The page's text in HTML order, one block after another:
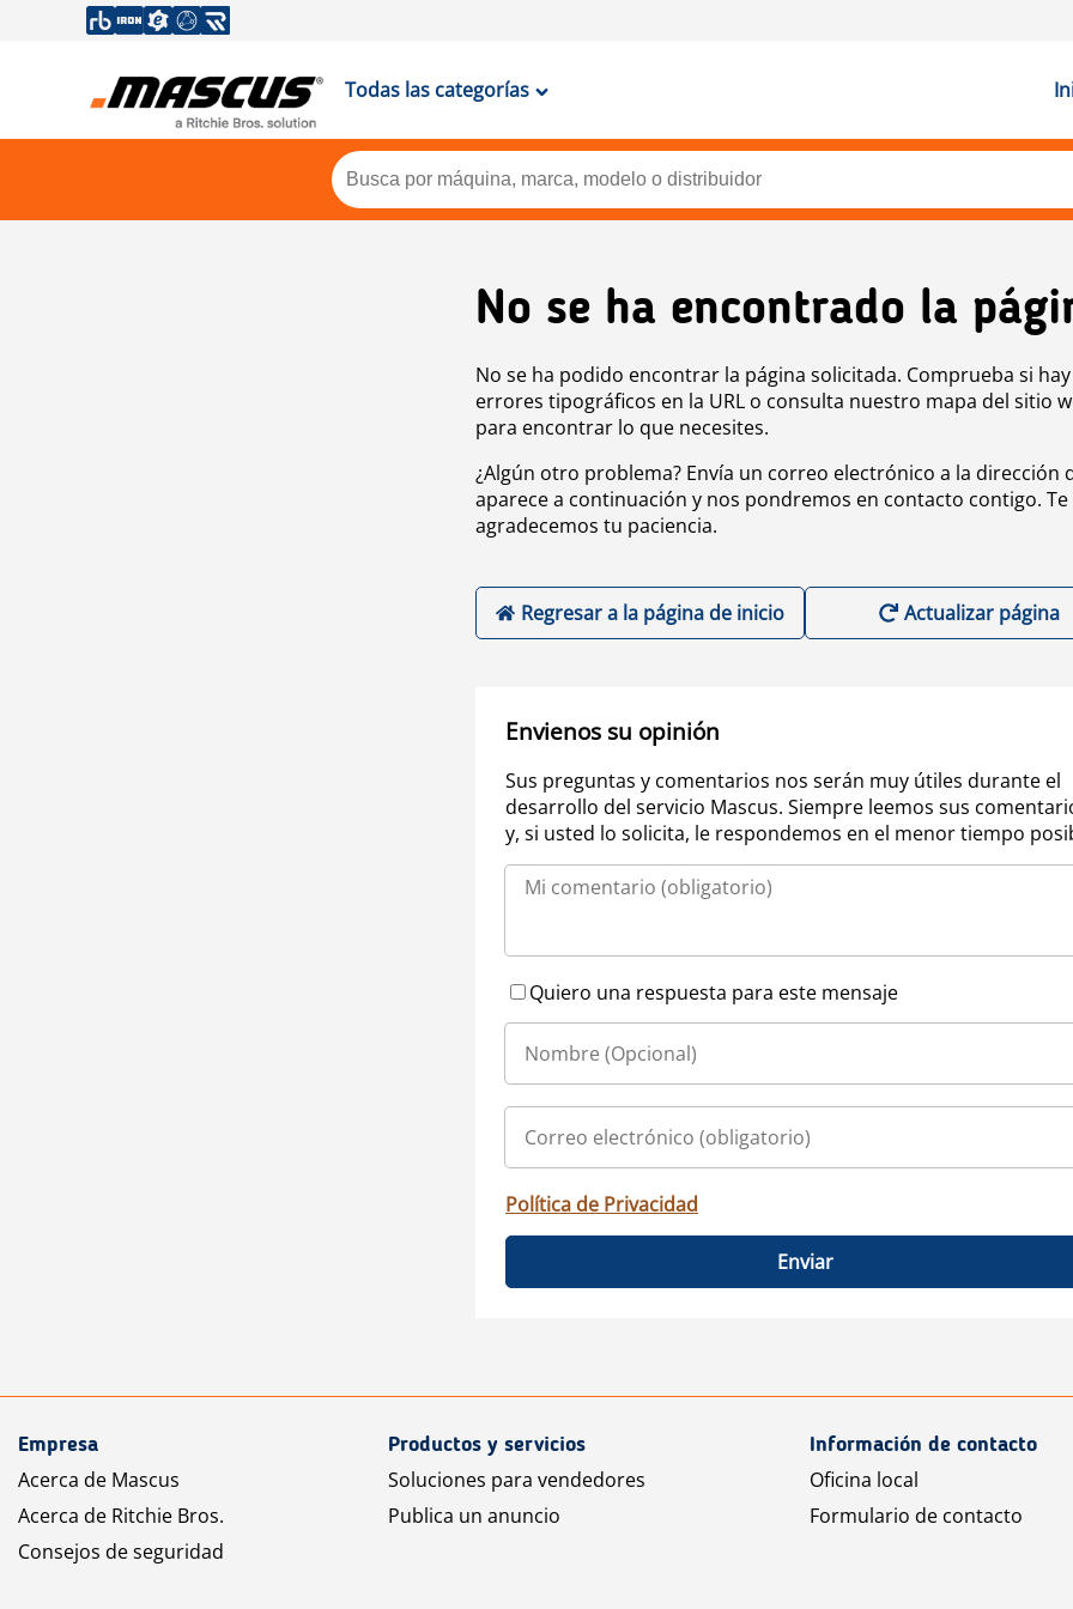
Todas las categorías
No se ha encontrado la
No se ha podido encontrar la página solicitada. Comprueba si hay
errores tipográficos en la URL o consulta nuestro mapa del sitio
para encontrar lo que necesites.
¿Algún otro problema? Envía un correo electrónico a la dirección
aparece a continuación y nos pondremos en contacto contigo. Te
agradecemos tu paciencia.
Regresar a la página de inicio Actualizar página
Envienos su opinión
Sus preguntas y comentarios nos serán muy útiles durante el
desarrollo del servicio Mascus. Siempre leemos sus
y, si usted lo solicita, le respondemos en el menor tiempo
Quiero una respuesta para este mensaje
Política de Privacidad
Enviar
Empresa
Acerca de Mascus
Acerca de Ritchie Bros.
Consejos de seguridad
Productos y servicios
Soluciones para vendedores
Publica un anuncio
Información de contacto
Oficina local
Formulario de contacto